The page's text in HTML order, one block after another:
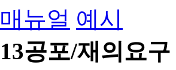
매뉴얼 예시
13공포/재의요구